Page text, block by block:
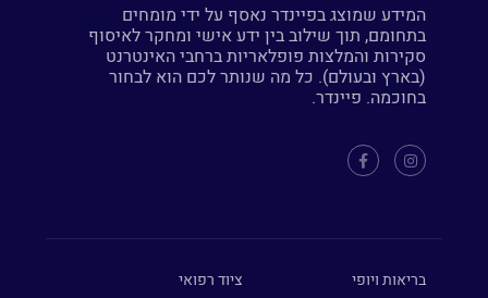
המידע שמוצג בפיינדר נאסף על ידי מומחים
בתחומם, תוך שילוב בין ידע אישי ומחקר לאיסוף
סקירות והמלצות פופלאריות ברחבי האינטרנט
(בארץ ובעולם). כל מה שנותר לכם הוא לבחור
בחוכמה. פיינדר.
בריאות ויופי
ציוד רפואי